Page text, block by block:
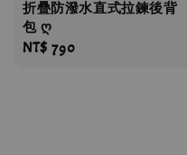
折疊防潑水直式拉鍊後背
包 ღ
Regular
NT$ 790